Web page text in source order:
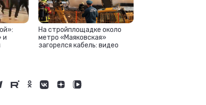
и
На стройплощадке около
метро «Маяковская»
загорелся кабель: видео